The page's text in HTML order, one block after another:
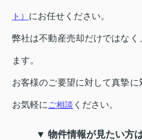
ト） にお任せください。
弊社は不動産売却だけではな
ます。
お客様のご要望に対して真摯
お気軽に ご相談 ください。
▼ 物件情報が見たい方